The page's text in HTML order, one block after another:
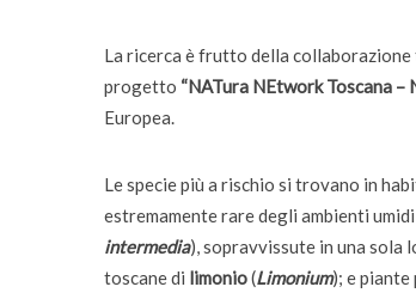
La ricerca è frutto della collaborazione
progetto “NATura NEtwork Toscana –
Europea.
Le specie più a rischio si trovano in
estremamente rare degli ambienti
intermedia), sopravvissute in una sola
toscane di limonio(Limonium); e